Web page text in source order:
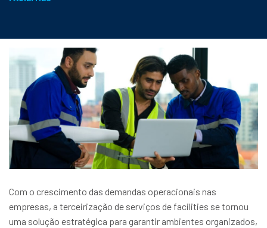
Com o crescimento das demandas operacionais nas
empresas, a terceirização de serviços de facilities se tornou
uma solução estratégica para garantir ambientes organizados,